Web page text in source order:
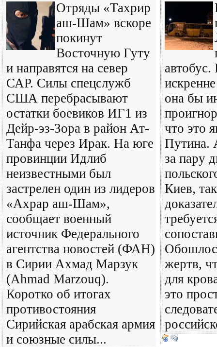
Отряды «Тахрир
аш-Шам» вскоре
покинут
Восточную Гуту
и направятся на север
САР. Силы спецслужб
США перебрасывают
остатки боевиков ИГ1 из
Дейр-эз-Зора в район Ат-
Танфа через Ирак. На юге
провинции Идлиб
неизвестными был
застрелен один из лидеров
«Ахрар аш-Шам»,
сообщает военный
источник Федерального
агентства новостей (ФАН)
в Сирии Ахмад Марзук
(Ahmad Marzouq).
Коротко об итогах
противостояния
Сирийская арабская армия
и союзные силы...
она бы
что это
Путина.
за пару
Киев,
жертв,
для
это